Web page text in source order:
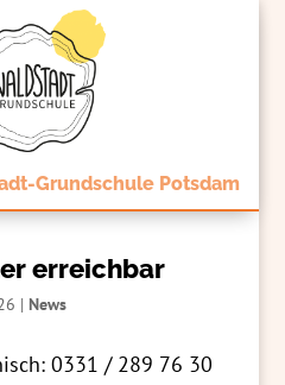
Grundschule Potsdam
erreichbar
|News
0331 / 289 76 30